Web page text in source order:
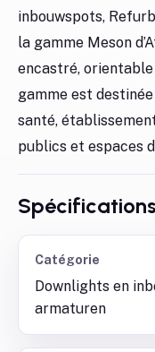
inbouwspots,
la gamme Meson
encastré, orientable
gamme est
santé,
publics et espaces
Spécifications
Catégorie
Downlights en
armaturen